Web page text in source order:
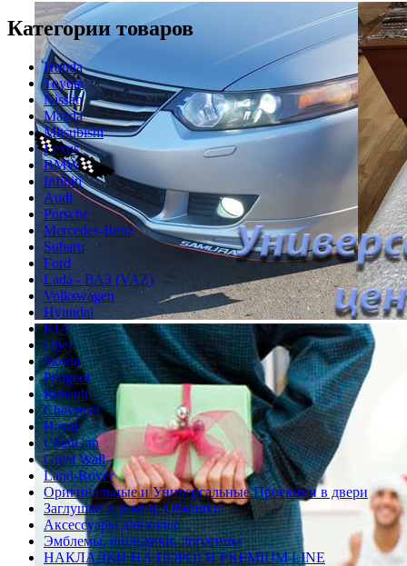
Категории товаров
Honda
Toyota
Nissan
Mazda
Mitsubishi
Lexus
BMW
Infiniti
Audi
Porsche
Mercedes-Benz
Subaru
Ford
Lada - ВАЗ (VAZ)
Volkswagen
Hyundai
KIA
Opel
Skoda
Peugeot
Renault
Chevrolet
Haval
ChanGan
Great Wall
Land-Rover
Оригинальные и Универсальные Проекции в двери
Заглушки в ремни, Обманки
Аксессуары для колес
Эмблемы, шильдики, логотипы
НАКЛАДКИ НА ПОРОГИ PREMIUM LINE